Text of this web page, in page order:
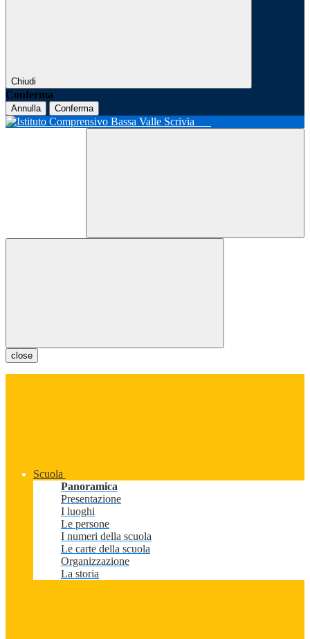
Chiudi
Conferma
Annulla Conferma
close
Scuola
Panoramica
Presentazione
I luoghi
Le persone
I numeri della scuola
Le carte della scuola
Organizzazione
La storia